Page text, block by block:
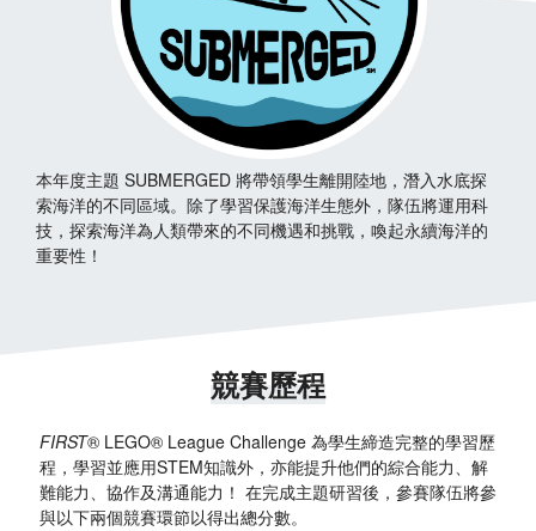
本年度主題 SUBMERGED 將帶領學生離開陸地，潛入水底探
索海洋的不同區域。除了學習保護海洋生態外，隊伍將運用科
技，探索海洋為人類帶來的不同機遇和挑戰，喚起永續海洋的
重要性！
競賽歷程
FIRST® LEGO® League Challenge 為學生締造完整的學習歷
程，學習並應用STEM知識外，亦能提升他們的綜合能力、解
難能力、協作及溝通能力！ 在完成主題研習後，參賽隊伍將參
與以下兩個競賽環節以得出總分數。